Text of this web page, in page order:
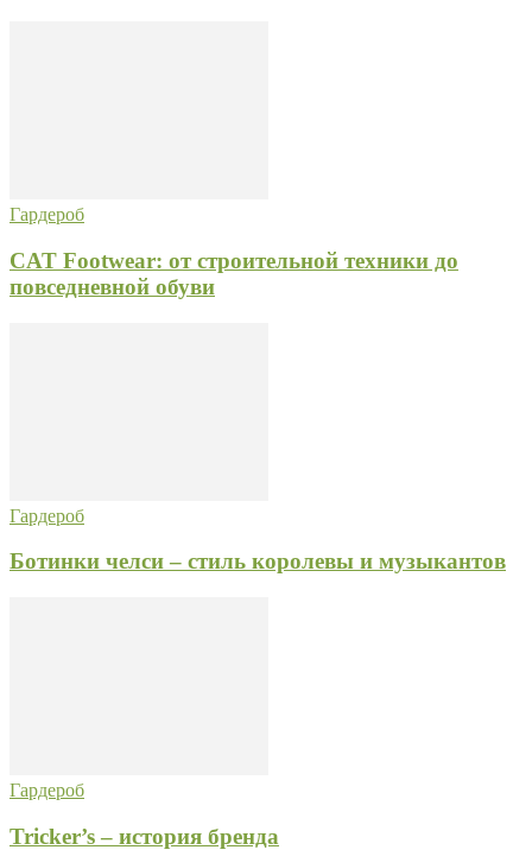
Гардероб
CAT Footwear: от строительной техники до
повседневной обуви
Гардероб
Ботинки челси – стиль королевы и музыкантов
Гардероб
Tricker’s – история бренда